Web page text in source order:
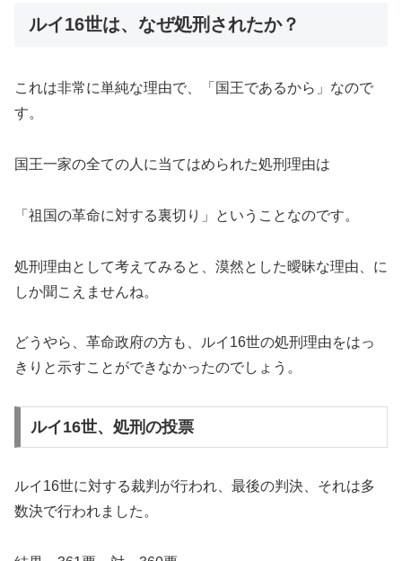
ルイ16世は、なぜ処刑されたか？
これは非常に単純な理由で、「国王であるから」なので
す。
国王一家の全ての人に当てはめられた処刑理由は
「祖国の革命に対する裏切り」ということなのです。
処刑理由として考えてみると、漠然とした曖昧な理由、に
しか聞こえませんね。
どうやら、革命政府の方も、ルイ16世の処刑理由をはっ
きりと示すことができなかったのでしょう。
ルイ16世、処刑の投票
ルイ16世に対する裁判が行われ、最後の判決、それは多
数決で行われました。